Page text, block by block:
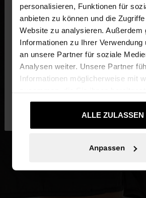
personalisieren, Funktionen für
anbieten zu können und die
Website zu analysieren. Außerdem
Informationen zu Ihrer Verwendung
an unsere Partner für soziale
Analysen weiter. Unsere Partner
Informationen möglicherweise mit
die sie im Rahmen Ihrer Nutzung
gesammelt haben.ALLE ZULASSEN
Anpassen
hallo
Sie greifen von Deutschland auf
Möchten Sie unsere United States
Deutschland
Ja, bringen Sie mich
zu